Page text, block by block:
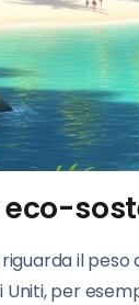
eco-
il peso
Uniti, per